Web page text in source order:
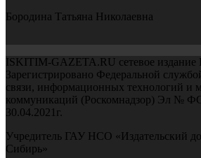
Бородина Татьяна Николаевна
ISKITIM-GAZETA.RU сетевое издание
Зарегистрировано Федеральной
связи, информационных технологий и
коммуникаций (Роскомнадзор) Эл №
30.04.2021г.
Учредитель ГАУ НСО «Издательский
Сибирь»